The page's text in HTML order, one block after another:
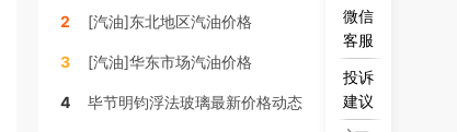
2 [汽油]东北地区汽油价格
3 [汽油]华东市场汽油价格
4 毕节明钧浮法玻璃最新价格动态
微信
客服
投诉
建议